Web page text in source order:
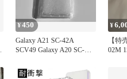
¥450
Galaxy A21 SC-42A
SCV49 Galaxy A20 SC-
チ 耐衝撃 上質 TPU ソフ
¥
【特
02M